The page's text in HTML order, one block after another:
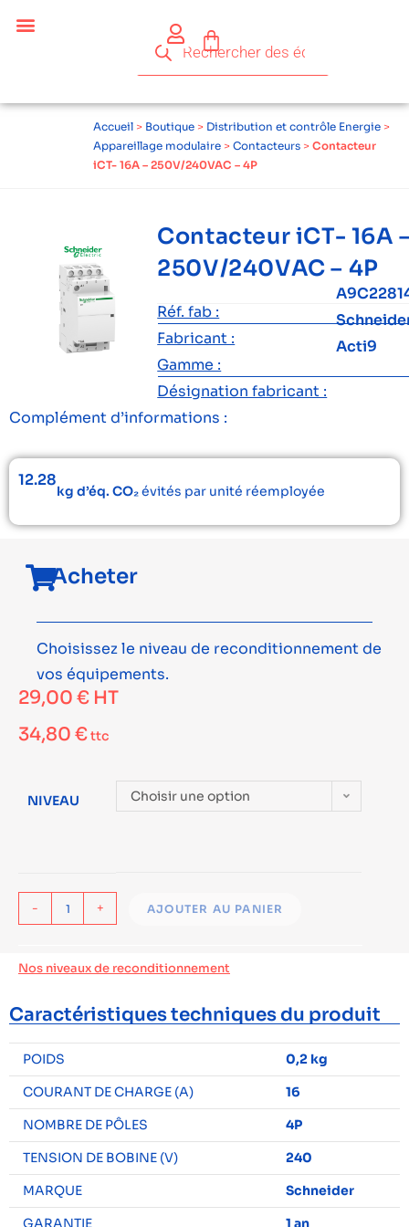
Accueil > Boutique > Distribution et contrôle Energie >
Appareillage modulaire > Contacteurs > Contacteur
iCT- 16A – 250V/240VAC – 4P
Contacteur iCT- 16A
250V/240VAC – 4P
Réf. fab :
Fabricant :
Gamme :
Acti9
Désignation fabricant :
Complément d’informations :
12.28
kg d’éq. CO₂évités par unité réemployée
Acheter
Choisissez le niveau de reconditionnement de
vos équipements.
29,00 € HT
34,80 €ttc
NIVEAU Choisir une option
- + AJOUTER AU PANIER
Nos niveaux de reconditionnement
Caractéristiques techniques du produit
POIDS
0,2 kg
COURANT DE CHARGE (A)
16
NOMBRE DE PÔLES
4P
TENSION DE BOBINE (V)
240
MARQUE
Schneider
GARANTIE
1 an